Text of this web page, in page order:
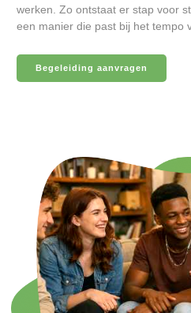
werken. Zo ontstaat er stap voor
een manier die past bij het tempo
Begeleiding aanvragen